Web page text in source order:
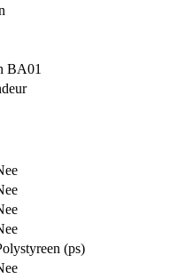
BA01
(ps)